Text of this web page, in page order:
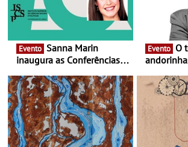
Evento
inaugura as Conferências
Antiga primeira-ministra da
Finlândia é a convidada da
primeira edição do novo
ciclo de debates dedicado
aos grandes temas do
nosso tempo
Evento
Atum -
Gallery a